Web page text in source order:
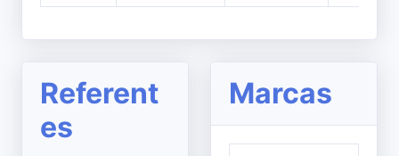
Referent
es
Marcas